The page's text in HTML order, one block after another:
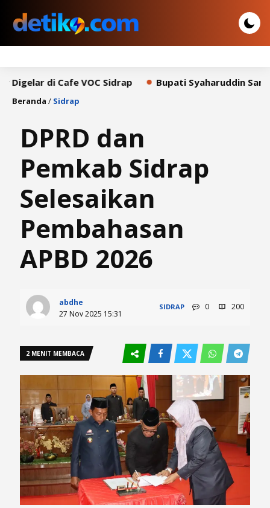
di Cafe VOC Sidrap Bupati Syaharuddin Sampaikan
Beranda / Sidrap
DPRD dan
Pemkab Sidrap
Selesaikan
Pembahasan
APBD 2026
abdhe
27 Nov 2025 15:31
SIDRAP 0 200
2 MENIT MEMBACA